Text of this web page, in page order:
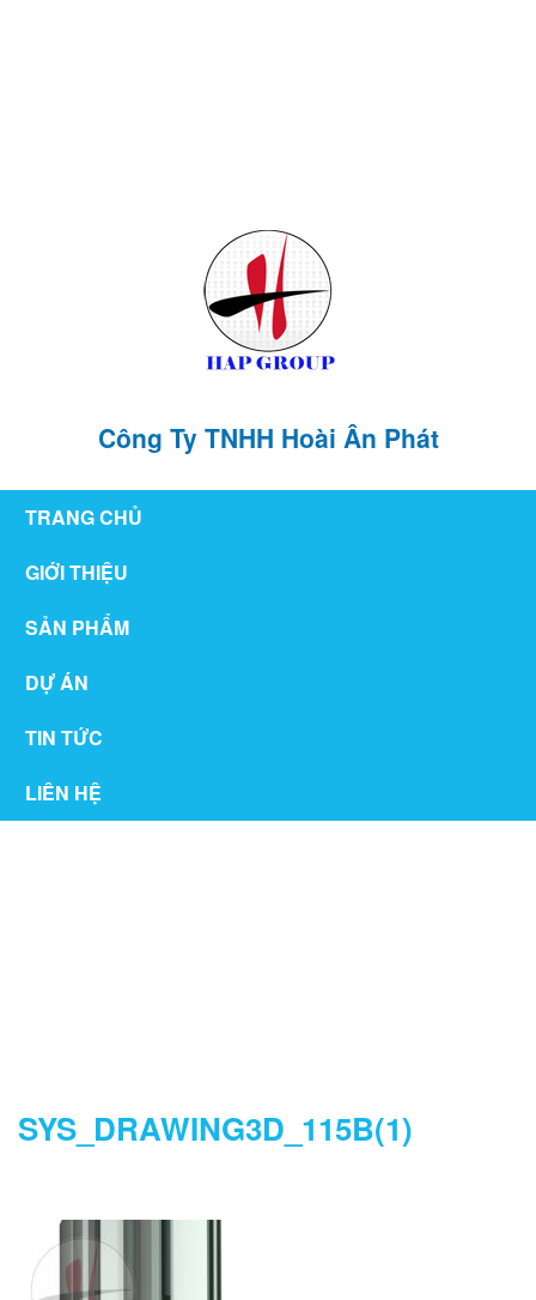
Công Ty TNHH Hoài Ân Phát
TRANG CHỦ
GIỚI THIỆU
SẢN PHẨM
DỰ ÁN
TIN TỨC
LIÊN HỆ
SYS_DRAWING3D_115B(1)